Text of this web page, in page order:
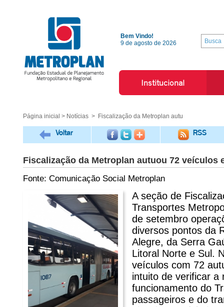
Bem Vindo!
9 de agosto de 2026
Institucional
Página inicial > Notícias > Fiscalização da Metroplan autu
Voltar RSS
Fiscalização da Metroplan autuou 72 veículos
Fonte: Comunicação Social Metroplan
A seção de
Transportes
de setembro
diversos pontos da
Alegre, da Serra
Litoral Norte e Sul.
veículos com 72
intuito de verificar a
funcionamento do
passageiros e do